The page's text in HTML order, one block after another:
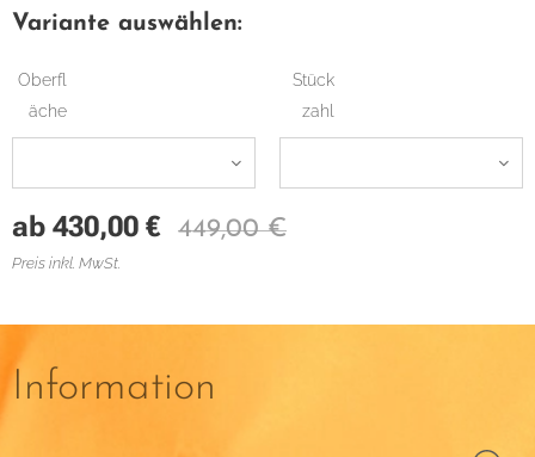
Variante auswählen:
Oberfl
äche
Stück
zahl
ab 430,00 € 449,00€
Preis inkl. MwSt.
Information